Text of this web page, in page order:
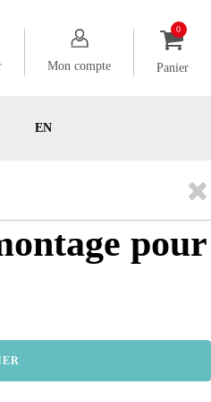
Mon compte Panier
EN
pour